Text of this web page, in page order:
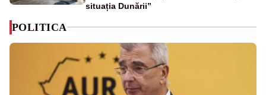
situația Dunării”
POLITICA